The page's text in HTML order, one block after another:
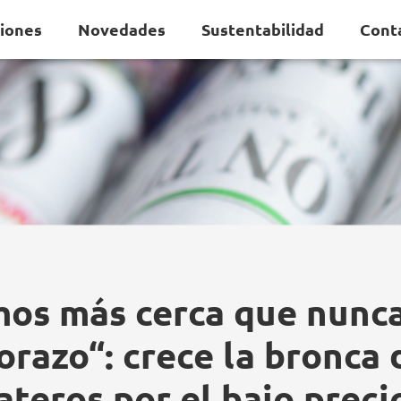
Novedades Sustentabilidad
más cerca que
crece la bronca